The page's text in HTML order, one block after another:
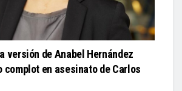
versión de Anabel Hernández
complot en asesinato de Carlos